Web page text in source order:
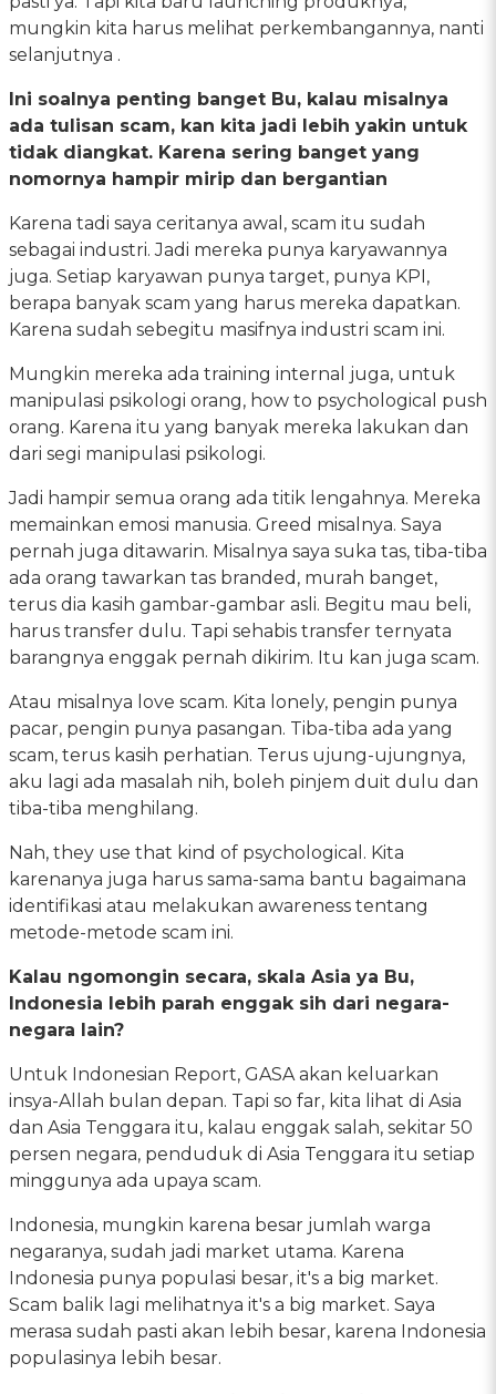
mungkin kita harus melihat perkembangannya, nanti
selanjutnya .
Ini soalnya penting banget Bu, kalau misalnya
ada tulisan scam, kan kita jadi lebih yakin untuk
tidak diangkat. Karena sering banget yang
nomornya hampir mirip dan bergantian
Karena tadi saya ceritanya awal, scam itu sudah
sebagai industri. Jadi mereka punya karyawannya
juga. Setiap karyawan punya target, punya KPI,
berapa banyak scam yang harus mereka dapatkan.
Karena sudah sebegitu masifnya industri scam ini.
Mungkin mereka ada training internal juga, untuk
manipulasi psikologi orang, how to psychological push
orang. Karena itu yang banyak mereka lakukan dan
dari segi manipulasi psikologi.
Jadi hampir semua orang ada titik lengahnya. Mereka
memainkan emosi manusia. Greed misalnya. Saya
pernah juga ditawarin. Misalnya saya suka tas, tiba-tiba
ada orang tawarkan tas branded, murah banget,
terus dia kasih gambar-gambar asli. Begitu mau beli,
harus transfer dulu. Tapi sehabis transfer ternyata
barangnya enggak pernah dikirim. Itu kan juga scam.
Atau misalnya love scam. Kita lonely, pengin punya
pacar, pengin punya pasangan. Tiba-tiba ada yang
scam, terus kasih perhatian. Terus ujung-ujungnya,
aku lagi ada masalah nih, boleh pinjem duit dulu dan
tiba-tiba menghilang.
Nah, they use that kind of psychological. Kita
karenanya juga harus sama-sama bantu bagaimana
identifikasi atau melakukan awareness tentang
metode-metode scam ini.
Kalau ngomongin secara, skala Asia ya Bu,
Indonesia lebih parah enggak sih dari negara-
negara lain?
Untuk Indonesian Report, GASA akan keluarkan
insya-Allah bulan depan. Tapi so far, kita lihat di Asia
dan Asia Tenggara itu, kalau enggak salah, sekitar 50
persen negara, penduduk di Asia Tenggara itu setiap
minggunya ada upaya scam.
Indonesia, mungkin karena besar jumlah warga
negaranya, sudah jadi market utama. Karena
Indonesia punya populasi besar, it's a big market.
Scam balik lagi melihatnya it's a big market. Saya
merasa sudah pasti akan lebih besar, karena Indonesia
populasinya lebih besar.